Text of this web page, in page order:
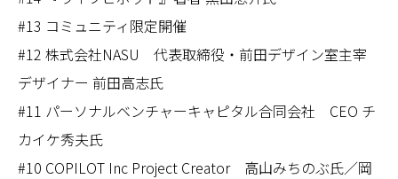
#13 コミュニティ限定開催
#12 株式会社NASU 代表取締役・前田デザイン室主宰
デザイナー 前田高志氏
#11 パーソナルベンチャーキャピタル合同会社 CEO チ
カイケ秀夫氏
#10 COPILOT Inc Project Creator 高山みちのぶ氏／岡